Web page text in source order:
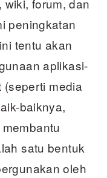
forum, dan
peningkatan
tentu akan
aplikasi-
media
baiknya,
satu bentuk
oleh